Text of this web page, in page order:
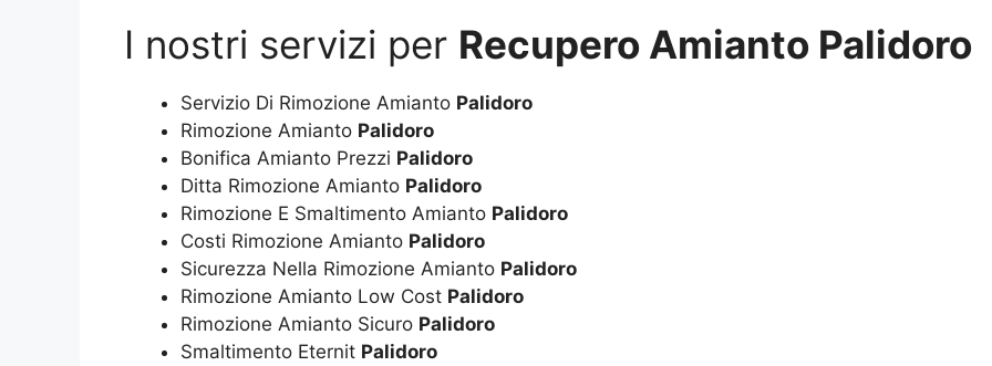
I nostri servizi per Recupero Amianto Palidoro
Servizio Di Rimozione Amianto Palidoro
Rimozione Amianto Palidoro
Bonifica Amianto Prezzi Palidoro
Ditta Rimozione Amianto Palidoro
Rimozione E Smaltimento Amianto Palidoro
Costi Rimozione Amianto Palidoro
Sicurezza Nella Rimozione Amianto Palidoro
Rimozione Amianto Low Cost Palidoro
Rimozione Amianto Sicuro Palidoro
Smaltimento Eternit Palidoro